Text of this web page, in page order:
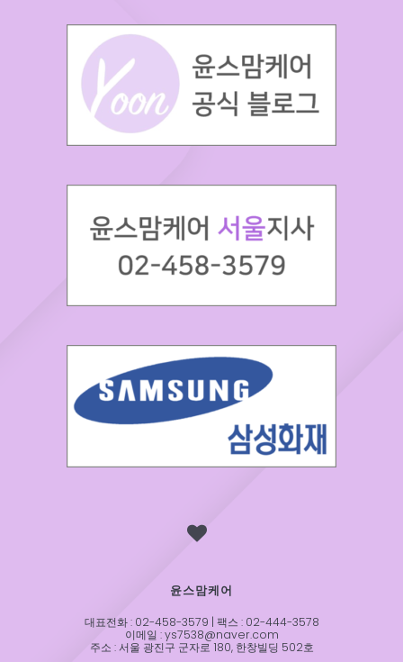
윤스맘케어
대표전화 : 02-458-3579 | 팩스 : 02-444-3578
이메일 : ys7538@naver.com
주소 : 서울 광진구 군자로 180, 한창빌딩 502호